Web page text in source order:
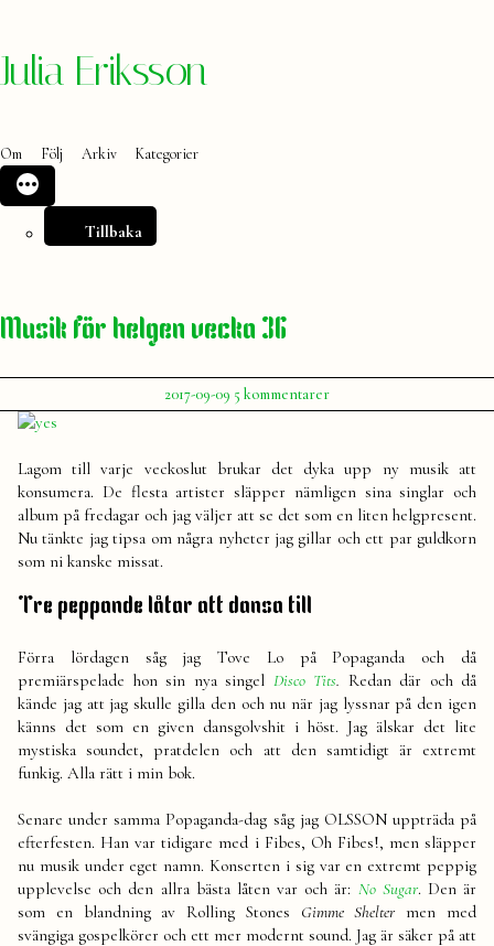
Hoppa
Julia Eriksson
Om Följ Arkiv Kategorier
Tillbaka
Musik för helgen vecka 36
Publicerat
av
Julia
2017-09-09 5 kommentarertill
Musik
vecka
36
Lagom till varje veckoslut brukar det dyka upp ny musik att
konsumera. De flesta artister släpper nämligen sina singlar och
album på fredagar och jag väljer att se det som en liten helgpresent.
Nu tänkte jag tipsa om några nyheter jag gillar och ett par guldkorn
som ni kanske missat.
Tre peppande låtar att dansa till
Förra lördagen såg jag Tove Lo på Popaganda och då
premiärspelade hon sin nya singel Disco Tits. Redan där och då
kände jag att jag skulle gilla den och nu när jag lyssnar på den igen
känns det som en given dansgolvshit i höst. Jag älskar det lite
mystiska soundet, pratdelen och att den samtidigt är extremt
funkig. Alla rätt i min bok.
Senare under samma Popaganda-dag såg jag OLSSON uppträda på
efterfesten. Han var tidigare med i Fibes, Oh Fibes!, men släpper
nu musik under eget namn. Konserten i sig var en extremt peppig
upplevelse och den allra bästa låten var och är: No Sugar. Den är
som en blandning av Rolling Stones Gimme Sheltermen med
svängiga gospelkörer och ett mer modernt sound. Jag är säker på att